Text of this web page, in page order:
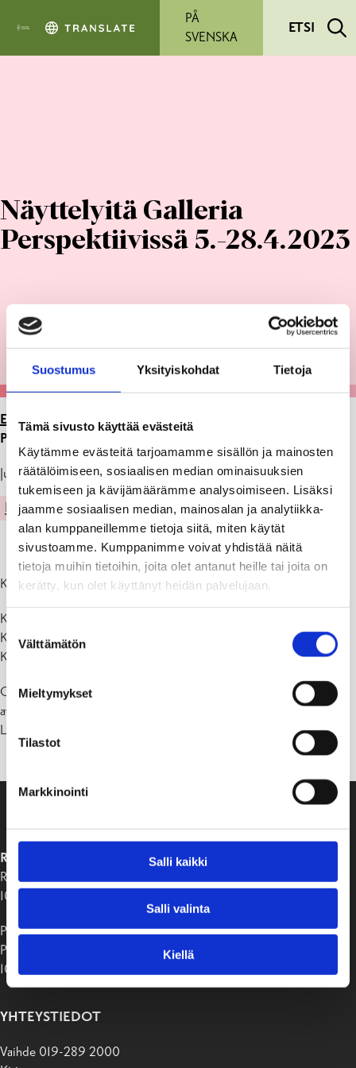
Suostumus Yksityiskohdat Tietoja
Tämä sivusto käyttää evästeitä
Käytämme evästeitä tarjoamamme sisällön ja mainosten
räätälöimiseen, sosiaalisen median ominaisuuksien
tukemiseen ja kävijämäärämme analysoimiseen. Lisäksi
jaamme sosiaalisen median, mainosalan ja analytiikka-
alan kumppaneillemme tietoja siitä, miten käytät
sivustoamme. Kumppanimme voivat yhdistää näitä
tietoja muihin tietoihin, joita olet antanut heille tai joita on
kerätty, kun olet käyttänyt heidän palvelujaan.
valinta
Välttämätön
Mieltymykset
Tilastot
Markkinointi
Salli kaikki
Salli valinta
Kiellä
PÅ
SVENSKA
ETSI
Näyttelyitä Galleria
Perspektiivissä 5.-28.4.2023
ETUSIVU > ARTIKKELIT > NÄYTTELYITÄ GALLERIA
PERSPEKTIIVISSÄ 5.-28.4.2023
Julkaistu: 12.04.23
KULTTUURI
Kansalaisopisto esittää
Käden taidot 5.4.-14.4.
Kuvataidekoulu 15.4.-21.4.
Kuvataide 22.4.-28.4.
Galleria Perspektiivi (Raaseporintie 8/ Tammisaaren kirjasto) on
avoinna ma-ke 10-19, to-pe 10-17, la 10-14, su suljettu
Lämpimästi tervetuloa!
RAASEPORIN KAUPUNKI
Raaseporintie 37
10650 Tammisaari
Postiosoite:
PB 58
10611 Raasepori
YHTEYSTIEDOT
Vaihde 019-289 2000